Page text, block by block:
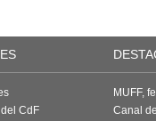
CdF
MUFF,
Canal